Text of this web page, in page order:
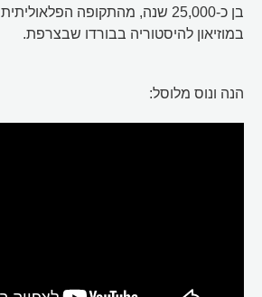
בן כ-25,000 שנה, מהתקופה
במוזיאון להיסטוריה בבורדו שבצרפת.
הנה ונוס מלוסל: